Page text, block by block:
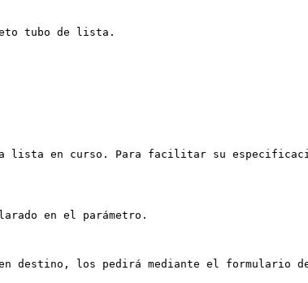
tubo de lista.
en curso. Para facilitar su
en el parámetro.
destino, los pedirá mediante el formulario